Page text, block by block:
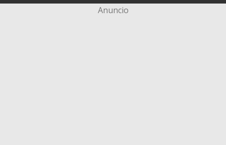
Anuncio